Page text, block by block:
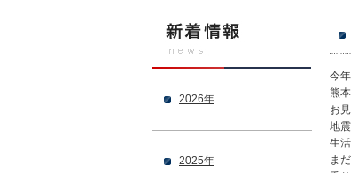
今
熊
お
地
生
ま
2026年
2025年